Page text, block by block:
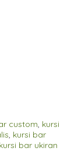
custom, kursi
, kursi bar
kursi bar ukiran